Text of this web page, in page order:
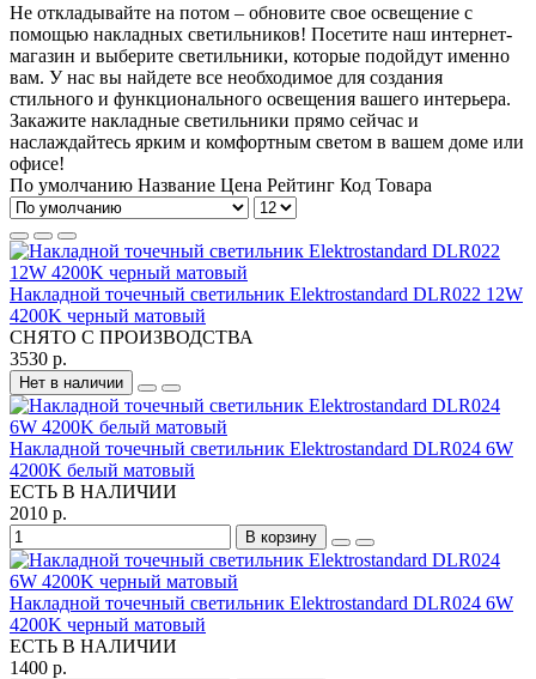
Не откладывайте на потом – обновите свое освещение с
помощью накладных светильников! Посетите наш интернет-
магазин и выберите светильники, которые подойдут именно
вам. У нас вы найдете все необходимое для создания
стильного и функционального освещения вашего интерьера.
Закажите накладные светильники прямо сейчас и
наслаждайтесь ярким и комфортным светом в вашем доме или
офисе!
По умолчанию Название Цена Рейтинг Код Товара
Накладной точечный светильник Elektrostandard DLR022 12W
4200K черный матовый
СНЯТО С ПРОИЗВОДСТВА
3530 р.
Нет в наличии
Накладной точечный светильник Elektrostandard DLR024 6W
4200K белый матовый
ЕСТЬ В НАЛИЧИИ
2010 р.
В корзину
Накладной точечный светильник Elektrostandard DLR024 6W
4200K черный матовый
ЕСТЬ В НАЛИЧИИ
1400 р.